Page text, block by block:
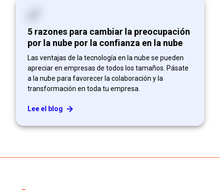
5 razones para cambiar la preocupación
por la nube por la confianza en la nube
Las ventajas de la tecnología en la nube se pueden
apreciar en empresas de todos los tamaños. Pásate
a la nube para favorecer la colaboración y la
transformación en toda tu empresa.
Lee el blog